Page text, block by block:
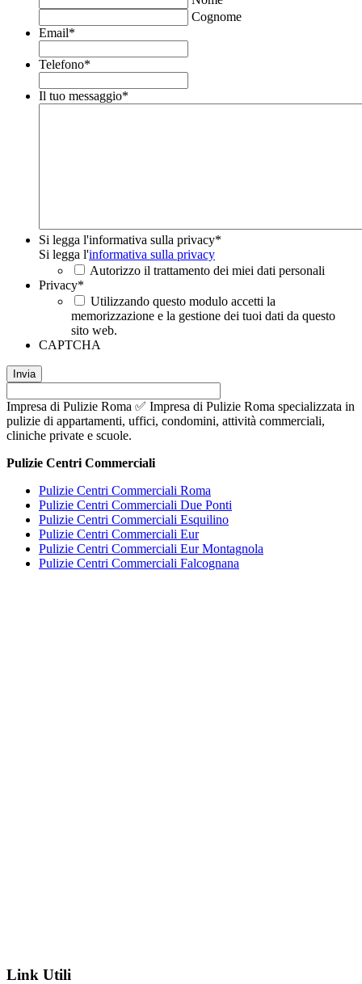
Cognome
Email*
Telefono*
Il tuo messaggio*
Si legga l'informativa sulla privacy*
Si legga l'informativa sulla privacy
Autorizzo il trattamento dei miei dati personali
Privacy*
Utilizzando questo modulo accetti la
memorizzazione e la gestione dei tuoi dati da questo
sito web.
CAPTCHA
Impresa di Pulizie Roma ✅ Impresa di Pulizie Roma specializzata in
pulizie di appartamenti, uffici, condomini, attività commerciali,
cliniche private e scuole.
Pulizie Centri Commerciali
Pulizie Centri Commerciali Roma
Pulizie Centri Commerciali Due Ponti
Pulizie Centri Commerciali Esquilino
Pulizie Centri Commerciali Eur
Pulizie Centri Commerciali Eur Montagnola
Pulizie Centri Commerciali Falcognana
Link Utili